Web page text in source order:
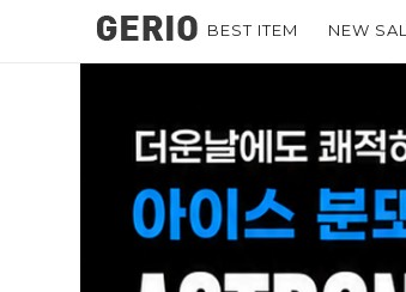
BEST ITEM NEW